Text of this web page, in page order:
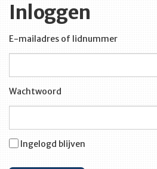
Inloggen
E-mailadres of lidnummer
Wachtwoord
Ingelogd blijven